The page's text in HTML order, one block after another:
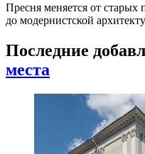
Пресня меняется от
до модернистской
Последние
места